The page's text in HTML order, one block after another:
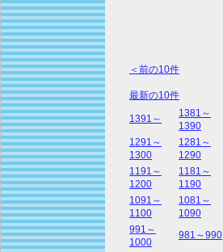
＜前の10件
最新の10件
1391～
1381～
1390
1291～
1300
1281～
1290
1191～
1200
1181～
1190
1091～
1100
1081～
1090
991～
1000
981～990